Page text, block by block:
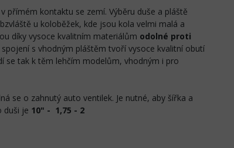
přímém kontaktu se zemí. Výběru duše a pláště
u koloběžek, kde jsou kola velmi malá a
díky vysoce kvalitním materiálům odolné proti
s vhodným pláštěm tvoří vysoce kvalitní obutí
se tak k těm lehčím modelům, vhodným i pro
se o zahnutý auto ventilek. Je nutné, aby šířka a
duši je 10" - 1,75 - 2